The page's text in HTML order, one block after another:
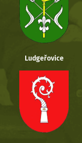
Ludgeřovice